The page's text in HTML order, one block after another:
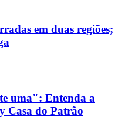
em duas regiões;
uma": Entenda a
Casa do Patrão